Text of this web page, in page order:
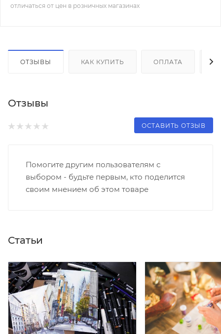
отличаться от цен в розничных магазинах
ОТЗЫВЫ КАК КУПИТЬ ОПЛАТА
Отзывы
ОСТАВИТЬ ОТЗЫВ
Помогите другим пользователям с
выбором - будьте первым, кто поделится
своим мнением об этом товаре
Статьи